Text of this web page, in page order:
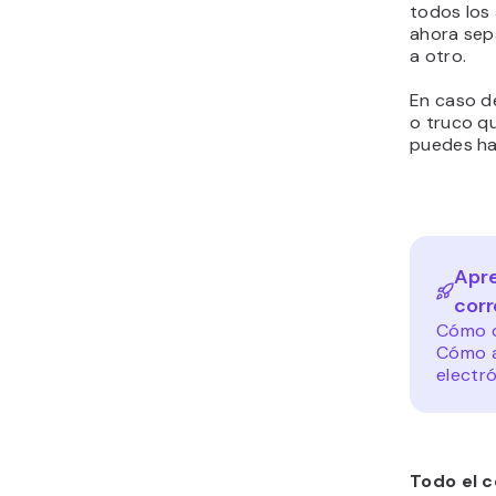
todos los
ahora
a otro.
En caso
o truco
puedes
Cómo
Cómo
Todo el